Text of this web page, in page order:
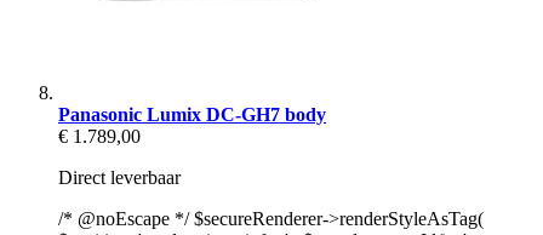
Panasonic Lumix DC-GH7 body
€ 1.789,00
Direct leverbaar
/* @noEscape */ $secureRenderer->renderStyleAsTag(